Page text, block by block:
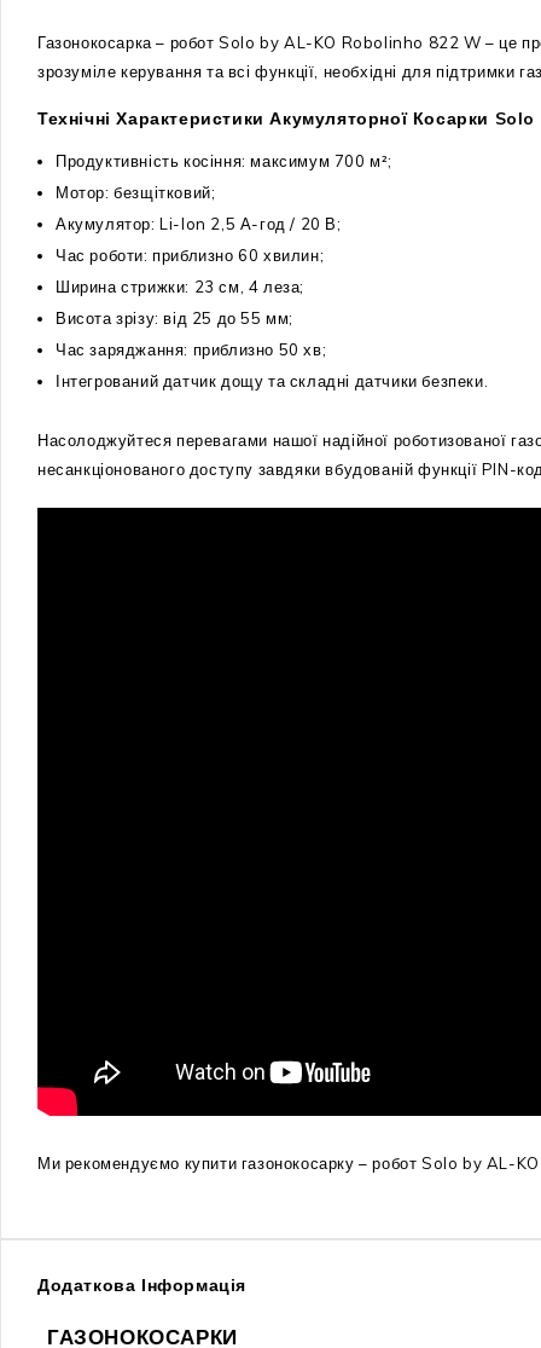
Газонокосарка – робот Solo by AL-KO Robolinho 822 W – це
зрозуміле керування та всі функції, необхідні для підтримки
Технічні Характеристики Акумуляторної Косарки
Продуктивність косіння: максимум 700 м²;
Мотор: безщітковий;
Акумулятор: Li-Ion 2,5 А-год / 20 В;
Час роботи: приблизно 60 хвилин;
Ширина стрижки: 23 см, 4 леза;
Висота зрізу: від 25 до 55 мм;
Час заряджання: приблизно 50 хв;
Інтегрований датчик дощу та складні датчики безпеки.
Насолоджуйтеся перевагами нашої надійної роботизованої
несанкціонованого доступу завдяки вбудованій функції PIN-
Ми рекомендуємо купити газонокосарку – робот Solo by AL-
Додаткова Інформація
ГАЗОНОКОСАРКИ